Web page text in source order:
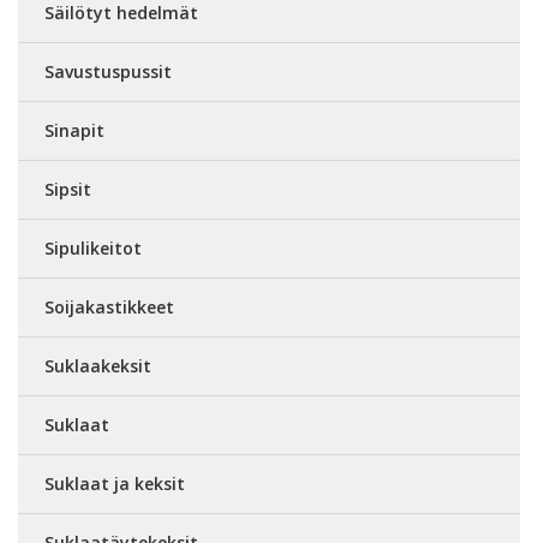
Säilötyt hedelmät
Savustuspussit
Sinapit
Sipsit
Sipulikeitot
Soijakastikkeet
Suklaakeksit
Suklaat
Suklaat ja keksit